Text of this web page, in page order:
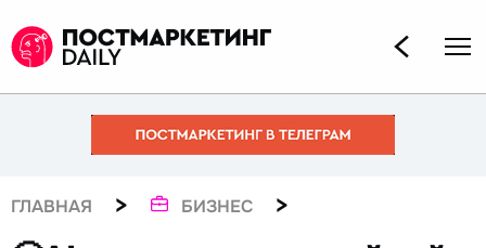
ГЛАВНАЯ > БИЗНЕС >